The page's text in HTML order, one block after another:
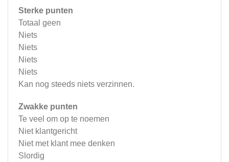
Sterke punten
Totaal geen
Niets
Niets
Niets
Niets
Kan nog steeds niets verzinnen.
Zwakke punten
Te veel om op te noemen
Niet klantgericht
Niet met klant mee denken
Slordig